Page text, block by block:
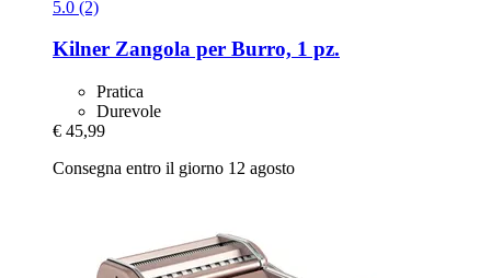
5.0 (2)
Kilner Zangola per Burro, 1 pz.
Pratica
Durevole
€ 45,99
Consegna entro il giorno 12 agosto